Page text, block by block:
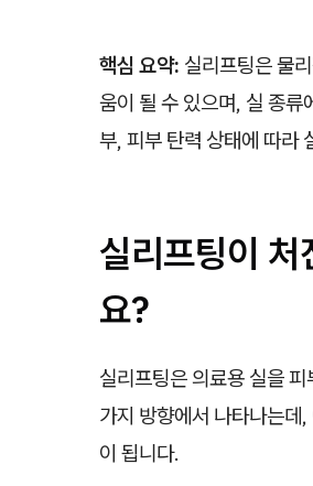
핵심 요약: 실리프팅은 물
움이 될 수 있으며, 실 종류
부, 피부 탄력 상태에 따라
실리프팅이
요?
실리프팅은 의료용 실을
가지 방향에서 나타나는데
이 됩니다.